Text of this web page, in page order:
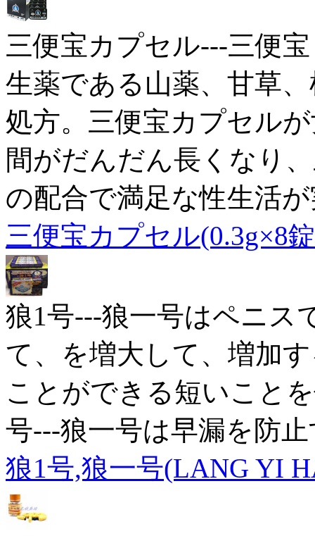
三便宝カプセル---三便
生薬である山薬、甘草
処方。三便宝カプセル
間がだんだん長くなり
の配合で満足な性生活
三便宝カプセル(0.3g×8
狼1号---狼一号はペニス
て、を増大して、増加
ことができる短いこと
号---狼一号は早漏を防
狼1号,狼一号(LANG YI